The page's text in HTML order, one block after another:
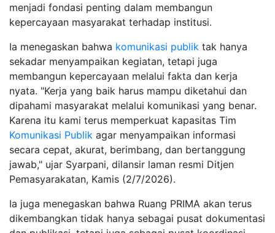
menjadi fondasi penting dalam membangun
kepercayaan masyarakat terhadap institusi.
Ia menegaskan bahwa komunikasi publik tak hanya
sekadar menyampaikan kegiatan, tetapi juga
membangun kepercayaan melalui fakta dan kerja
nyata. "Kerja yang baik harus mampu diketahui dan
dipahami masyarakat melalui komunikasi yang benar.
Karena itu kami terus memperkuat kapasitas Tim
Komunikasi Publik agar menyampaikan informasi
secara cepat, akurat, berimbang, dan bertanggung
jawab," ujar Syarpani, dilansir laman resmi Ditjen
Pemasyarakatan, Kamis (2/7/2026).
Ia juga menegaskan bahwa Ruang PRIMA akan terus
dikembangkan tidak hanya sebagai pusat dokumentasi